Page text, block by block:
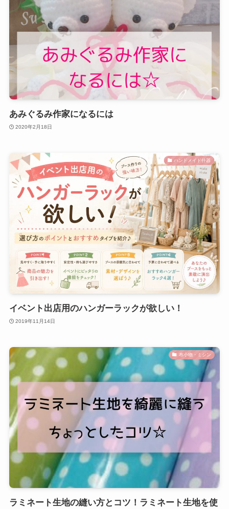
あみぐるみ作家になるには
2020年2月18日
ハンドメイド什器
イベント出店用のハンガーラックが欲しい！
2019年11月14日
布小物・ミシン
ラミネート生地の縫い方とコツ！ラミネート生地を使